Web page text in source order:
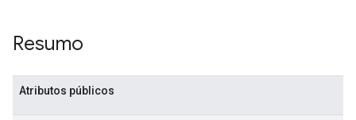
Resumo
Atributos públicos